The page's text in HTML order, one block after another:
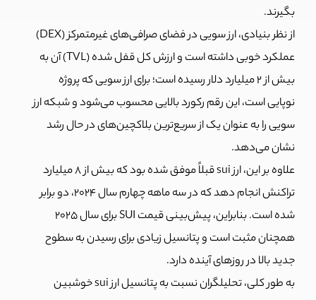
بگیرند.
از نظر بنیادی، ارز سویی در فضای صرافی‌های غیرمتمرکز (DEX)
عملکرد خوبی داشته است و ارزش کل قفل شده (TVL) آن به
بیش از ۲ میلیارد دلار رسیده است؛ برای ارز سویی که پروژه
نوپایی است، این رقم رکورد بالایی محسوب می‌شود و شبکه ارز
سویی را به عنوان یک از سریع‌ترین بلاکچین‌های در حال رشد
نشان می‌‎دهد.
علاوه بر این،ارز sui
قبلاً موفق شده بود که بیش از ۸ میلیارد
تراکنش انجام دهد که در سه ماهه چهارم سال ۲۰۲۴، دو برابر
شده است. بنابراین، پیش‌بینی قیمت SUI برای سال ۲۰۲۵
همچنان مثبت است و پتانسیل زیادی برای رسیدن به سطوح
جدید بالا در روزهای آینده دارد.
به طور کلی، تحلیلگران نسبت به پتانسیل ارز sui خوشبین